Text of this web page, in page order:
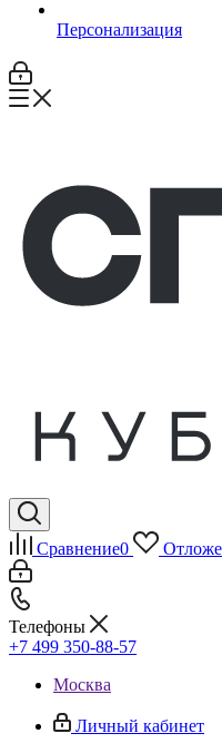
Персонализация
Сравнение0
Телефоны
+7 499 350-88-57
Москва
Личный кабинет